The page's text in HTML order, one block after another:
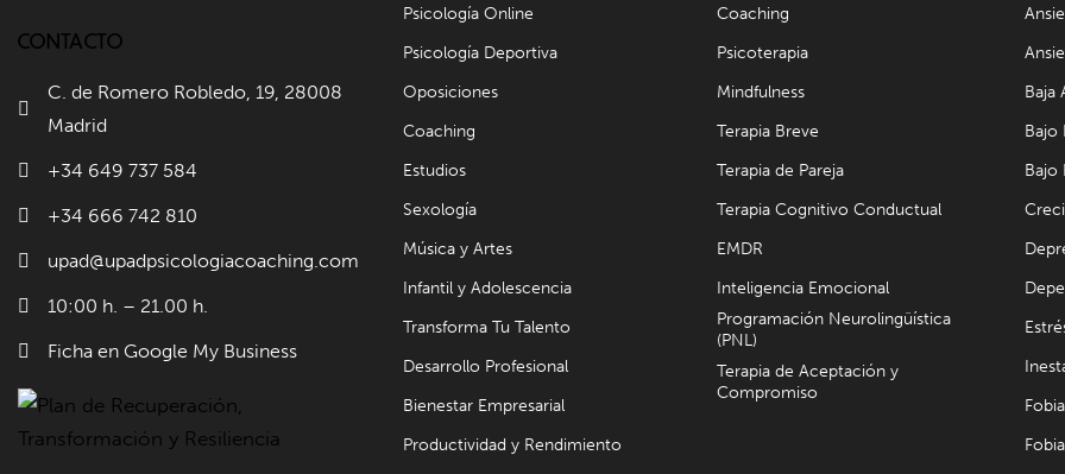
CONTACTO
C. de Romero Robledo, 19, 28008
Madrid
+34 649 737 584
+34 666 742 810
upad@upadpsicologiacoaching.com
10:00 h. – 21.00 h.
Ficha en Google My Business
Psicología Online
Psicología Deportiva
Oposiciones
Coaching
Estudios
Sexología
Música y Artes
Infantil y Adolescencia
Transforma Tu Talento
Desarrollo Profesional
Bienestar Empresarial
Productividad y Rendimiento
Coaching
Psicoterapia
Mindfulness
Terapia Breve
Terapia de Pareja
Terapia Cognitivo Conductual
EMDR
Inteligencia Emocional
Programación Neurolingüística
(PNL)
Terapia de Aceptación y
Compromiso
Baja
Bajo
Bajo